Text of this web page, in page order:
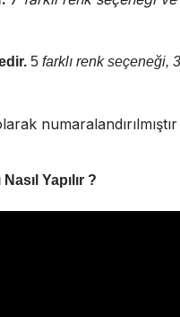
5farklı renk seçeneği, 3
Yapılır ?